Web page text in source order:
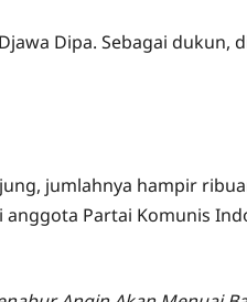
Dipa. Sebagai
jumlahnya hampir
Partai Komunis